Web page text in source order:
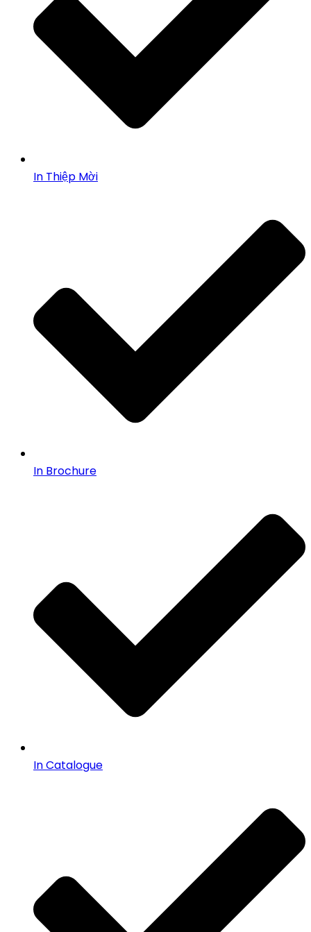
In Thiệp Mời
In Brochure
In Catalogue